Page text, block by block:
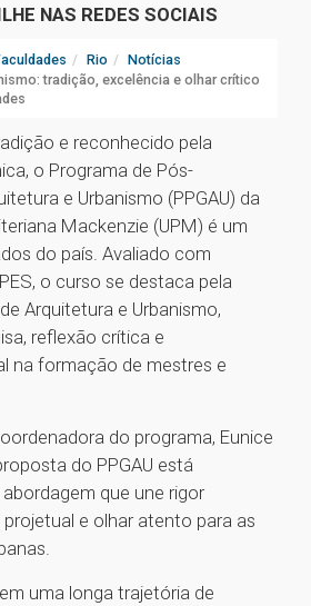
NAS REDES SOCIAIS
Rio
Notícias
tradição, excelência e olhar crítico
e reconhecido pela
o Programa de Pós-
e Urbanismo (PPGAU) da
Mackenzie (UPM) é um
do país. Avaliado com
o curso se destaca pela
Arquitetura e Urbanismo,
reflexão crítica e
na formação de mestres e
do programa, Eunice
do PPGAU está
que une rigor
e olhar atento para as
uma longa trajetória de